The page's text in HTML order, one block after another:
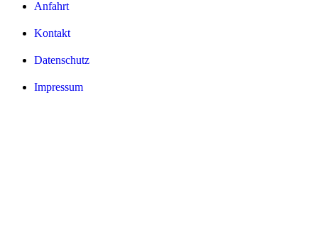
Anfahrt
Kontakt
Datenschutz
Impressum